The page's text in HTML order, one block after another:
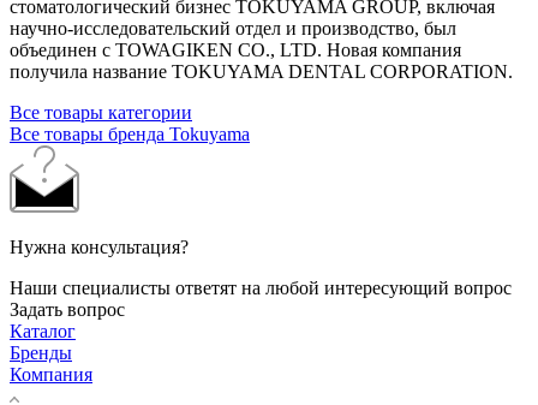
стоматологический бизнес TOKUYAMA GROUP, включая
научно-исследовательский отдел и производство, был
объединен с TOWAGIKEN CO., LTD. Новая компания
получила название TOKUYAMA DENTAL CORPORATION.
Все товары категории
Все товары бренда Tokuyama
Нужна консультация?
Наши специалисты ответят на любой интересующий вопрос
Задать вопрос
Каталог
Бренды
Компания